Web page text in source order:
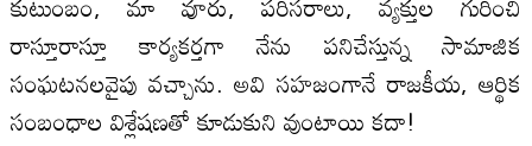
రాస్తూరాస్తూ కార్యకర్తగా నేను పనిచేస్తున్న సామాజిక
సంఘటనలవైపు వచ్చాను. అవి సహజంగానే రాజకీయ, ఆర్థిక
సంబంధాల విశ్లేషణతో కూడుకుని వుంటాయి కదా!